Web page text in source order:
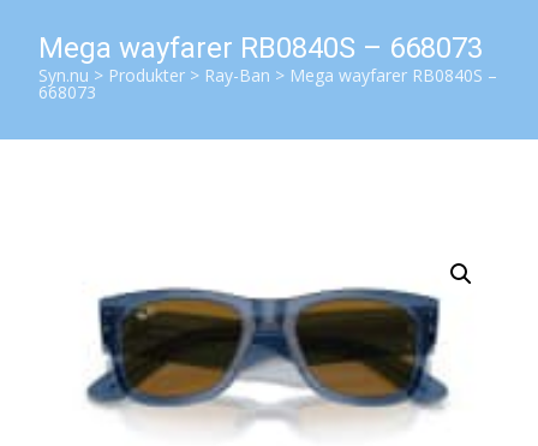
Mega wayfarer RB0840S – 668073
Syn.nu > Produkter > Ray-Ban > Mega wayfarer RB0840S –
668073